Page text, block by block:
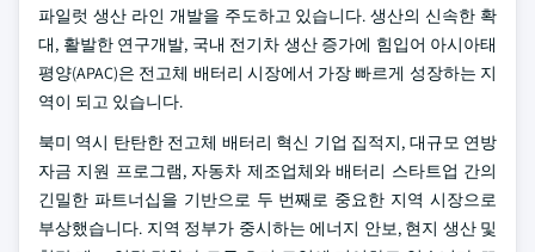
파일럿 생산 라인 개발을 주도하고 있습니다. 생산의 신속한 확
대, 활발한 연구개발, 국내 전기차 생산 증가에 힘입어 아시아태
평양(APAC)은 전고체 배터리 시장에서 가장 빠르게 성장하는 지
역이 되고 있습니다.
북미 역시 탄탄한 전고체 배터리 혁신 기업 집적지, 대규모 연방
자금 지원 프로그램, 자동차 제조업체와 배터리 스타트업 간의
긴밀한 파트너십을 기반으로 두 번째로 중요한 지역 시장으로
부상했습니다. 지역 정부가 중시하는 에너지 안보, 현지 생산 및